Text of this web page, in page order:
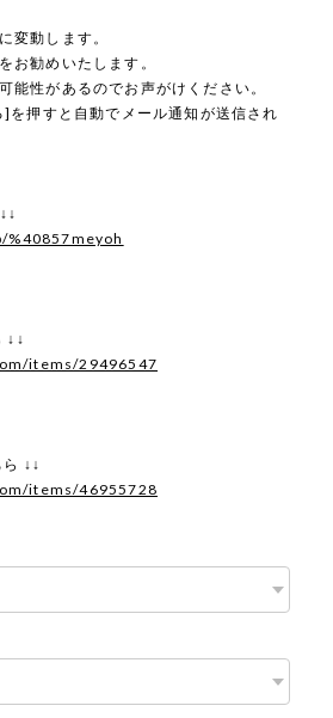
変動します。
お勧めいたします。
能性があるのでお声がけください。
を押すと自動でメール通知が送信され
↓↓
items/29496547
↓↓
items/46955728